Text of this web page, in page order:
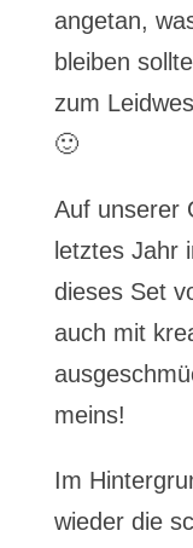
angetan,
bleiben
zum
🙂
Auf unserer
letztes Jahr
dieses Set
auch mit
meins!
Im
wieder die